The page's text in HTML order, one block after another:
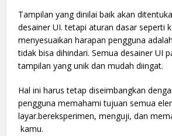
Tampilan yang dinilai baik akan
desainer UI. tetapi aturan dasar seperti
menyesuaikan harapan pengguna
tidak bisa dihindari. Semua desainer UI
tampilan yang unik dan mudah diingat.
Hal ini harus tetap diseimbangkan
pengguna memahami tujuan semua
layar.bereksperimen, menguji, dan
kamu.